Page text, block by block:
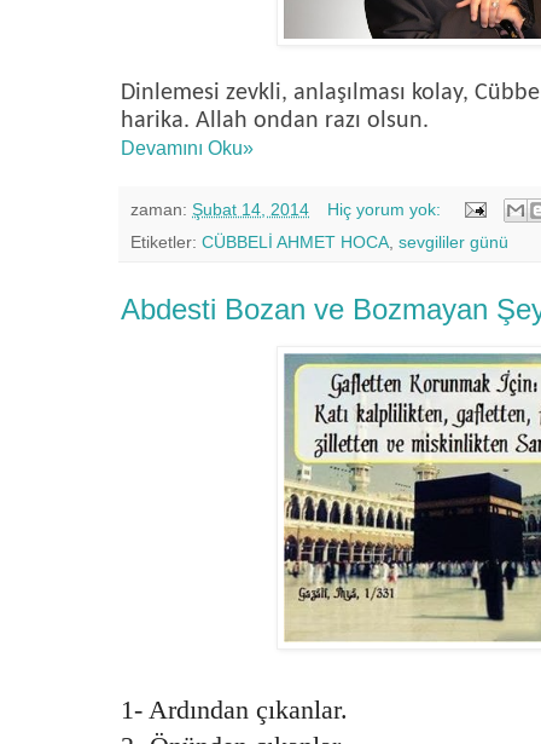
Dinlemesi zevkli, anlaşılması kolay,
harika. Allah ondan razı olsun.
Devamını Oku»
zaman: Şubat 14, 2014
Hiç yorum yok:
Etiketler: CÜBBELİ AHMET HOCA sevgililer günü
Abdesti Bozan ve Bozmayan
1- Ardından çıkanlar.